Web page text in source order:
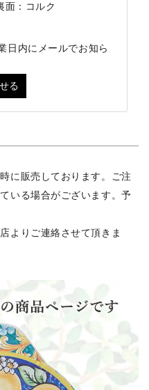
面：コルク
日内にメールでお知ら
る
に販売しております。ご注
いる場合がございます。予
よりご連絡させて頂きま